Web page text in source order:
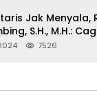
Baru untuk
Jak Menyala,
S.H., M.H.:
Pramono
7526